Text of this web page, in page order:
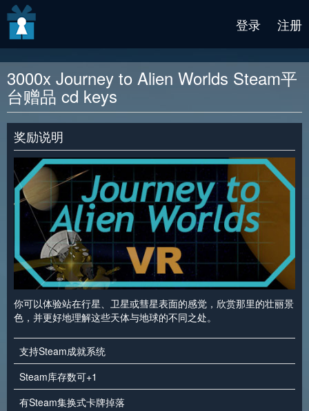
登录 注册
3000x Journey to Alien Worlds Steam平
台赠品 cd keys
奖励说明
你可以体验站在行星、卫星或彗星表面的感觉，欣赏那里的壮丽景
色，并更好地理解这些天体与地球的不同之处。
支持Steam成就系统
Steam库存数可+1
有Steam集换式卡牌掉落